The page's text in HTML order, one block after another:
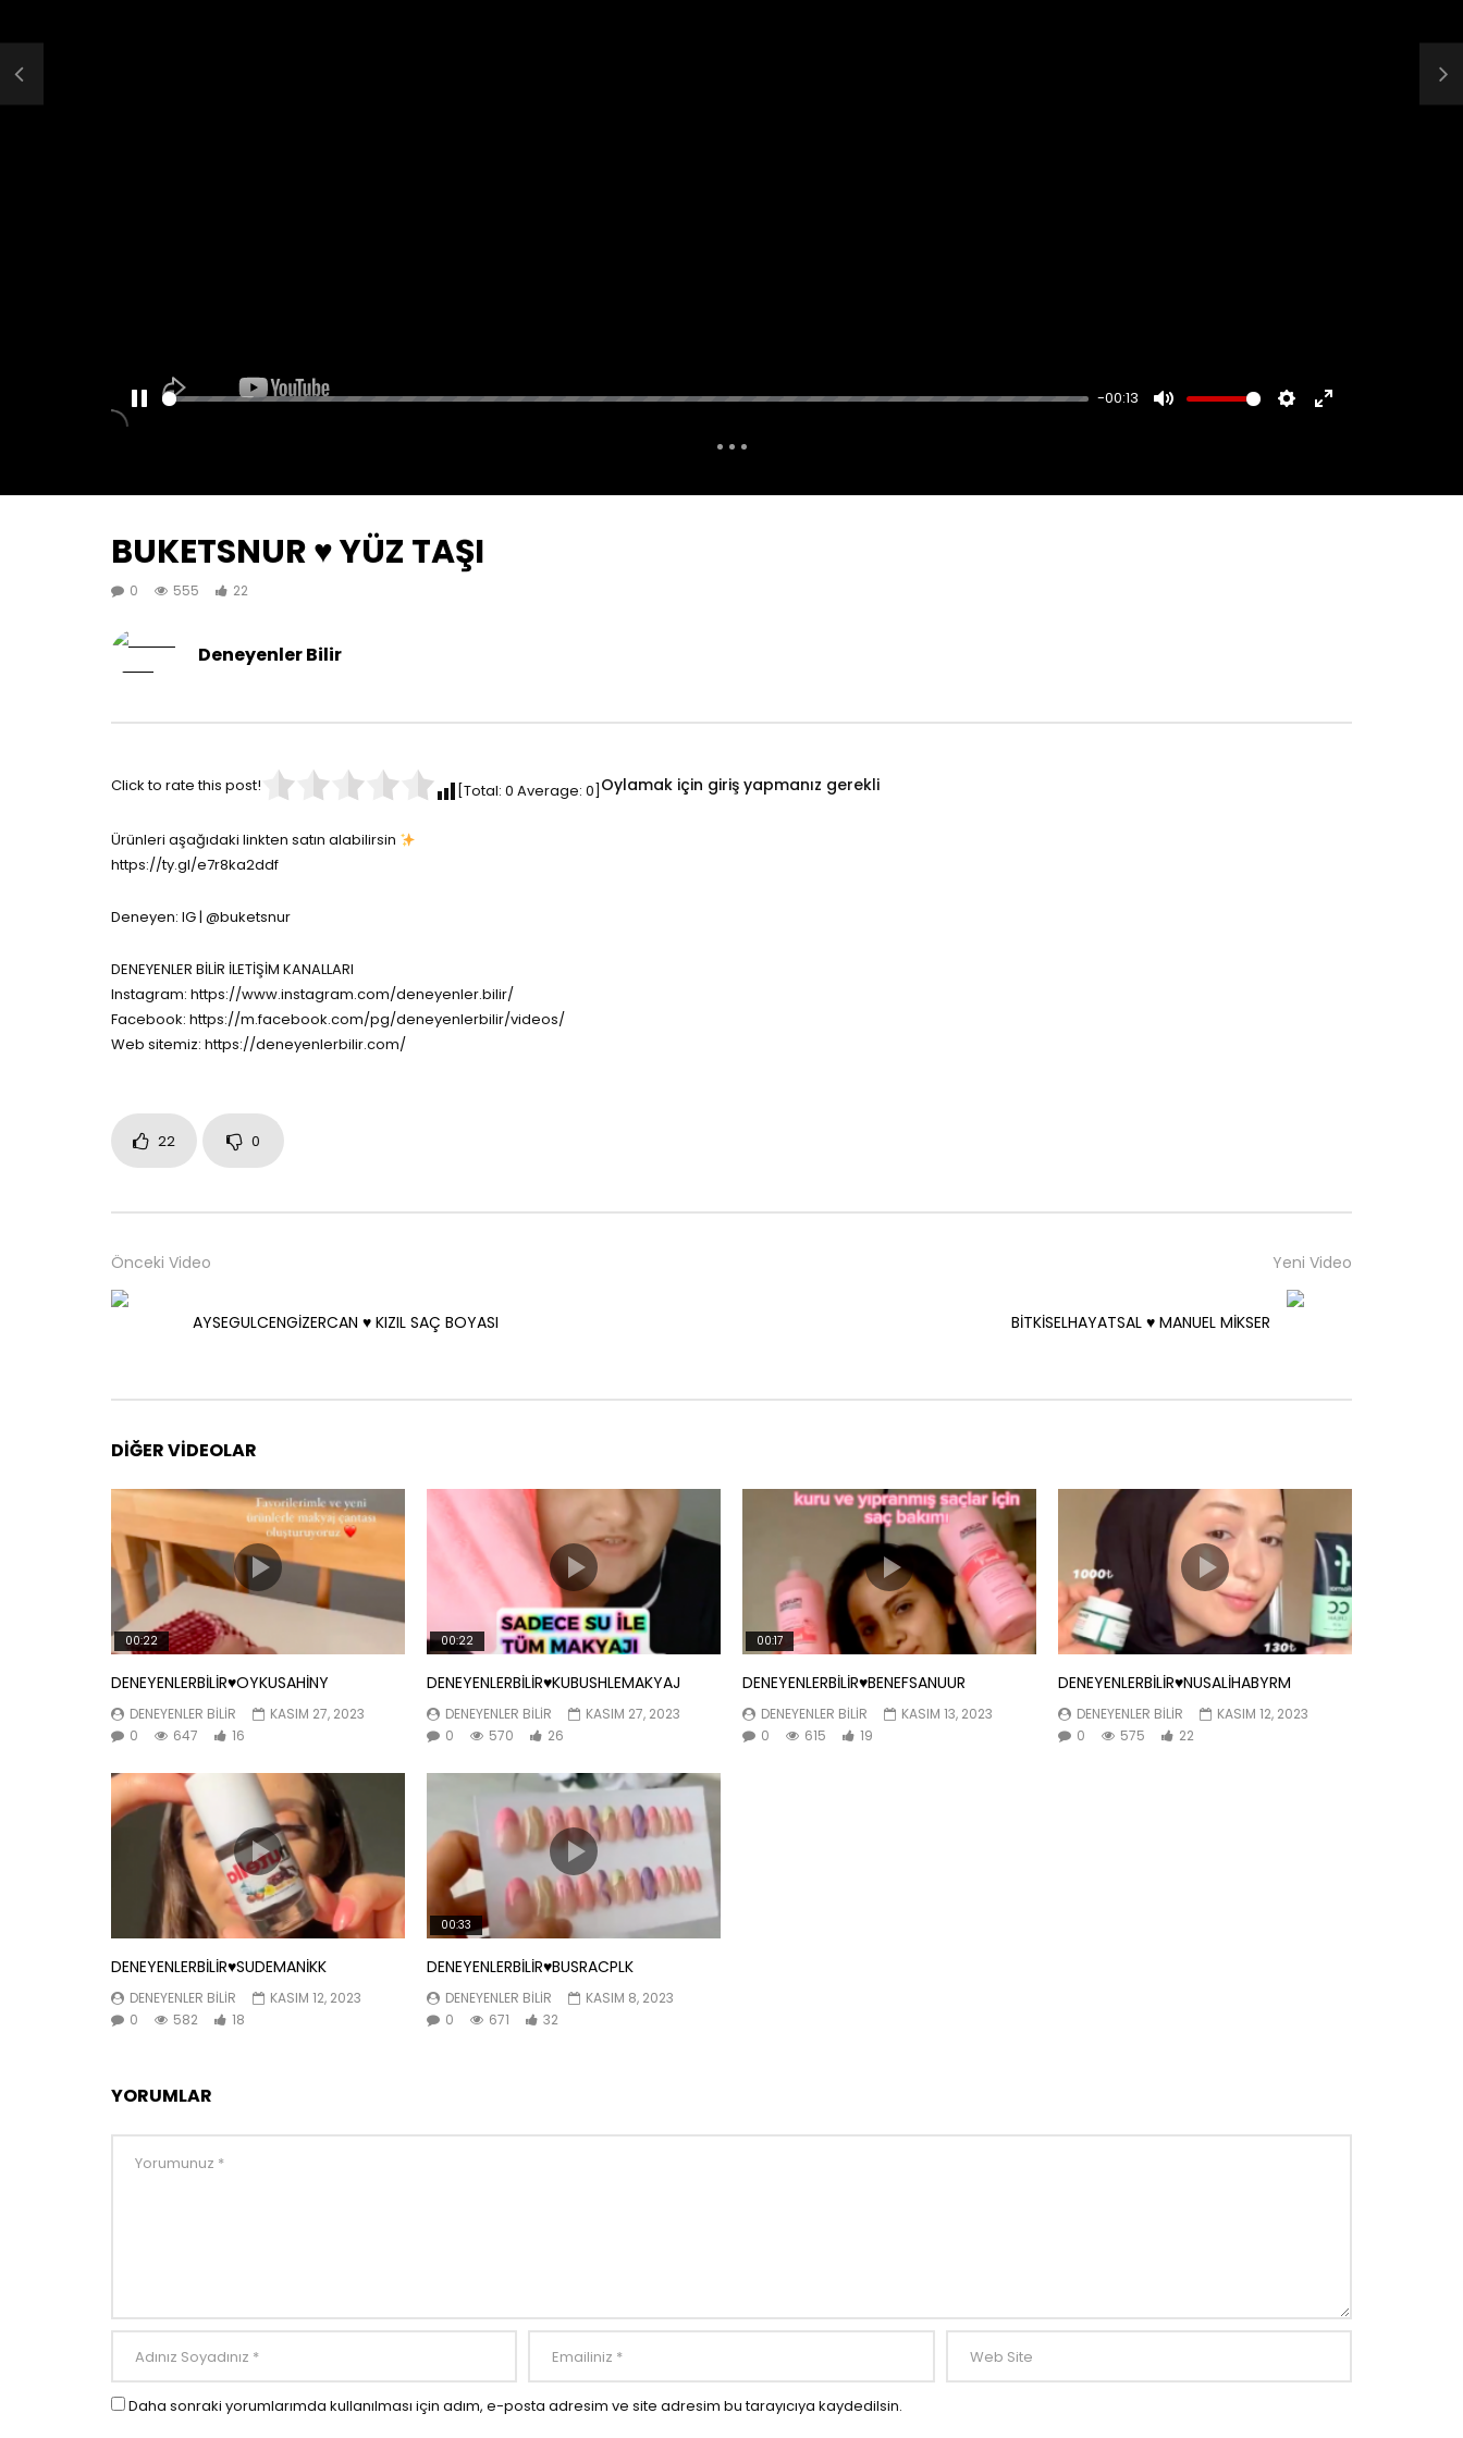
-00:13
BUKETSNUR ♥️ YÜZ TAŞI
0 555 22
Deneyenler Bilir
Click to rate this post! [Total: 0 Average: 0 Oylamak için giriş yapmanız gerekli
Ürünleri aşağıdaki linkten satın alabilirsin
https://ty.gl/e7r8ka2ddf
Deneyen: IG | @buketsnur
DENEYENLER BİLİR İLETİŞİM KANALLARI
Instagram: https://www.instagram.com/deneyenler.bilir/
Facebook: https://m.facebook.com/pg/deneyenlerbilir/videos/
Web sitemiz: https://deneyenlerbilir.com/
22 0
Önceki Video
AYSEGULCENGİZERCAN ♥️ KIZIL SAÇ BOYASI
Yeni Video
BİTKİSELHAYATSAL ♥️ MANUEL MİKSER
DIĞER VIDEOLAR
00:22
DENEYENLERBİLİR♥️OYKUSAHİNY
DENEYENLER BILIR
KASIM 27, 2023
0
647 16
00:22
DENEYENLERBİLİR♥️KUBUSHLEMAKYAJ
DENEYENLER BILIR
KASIM 27, 2023
0
570 26
00:17
DENEYENLERBİLİR♥️BENEFSANUUR
DENEYENLER BILIR
KASIM 13, 2023
0
615 19
DENEYENLERBİLİR♥️NUSALİHABYRM
DENEYENLER BILIR
KASIM 12, 2023
0
575 22
DENEYENLERBİLİR♥️SUDEMANİKK
DENEYENLER BILIR
KASIM 12, 2023
0
582 18
00:33
DENEYENLERBİLİR♥️BUSRACPLK
DENEYENLER BILIR
KASIM 8, 2023
0
671 32
YORUMLAR
Daha sonraki yorumlarımda kullanılması için adım, e-posta adresim ve site adresim bu tarayıcıya kaydedilsin.